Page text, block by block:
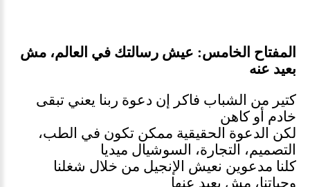
المفتاح الخامس: عيش رسالتك في العالم، مش
بعيد عنه
كتير من الشباب فاكر إن دعوة ربنا يعني تبقى
خادم أو كاهن
لكن الدعوة الحقيقية ممكن تكون في الطب،
التصميم، التجارة، السوشيال ميديا
كلنا مدعوين نعيش الإنجيل من خلال شغلنا
وحياتنا، مش بعيد عنها